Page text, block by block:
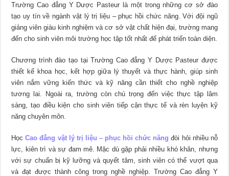
Trường Cao đẳng Y Dược Pasteur là một trong những cơ sở đào
tạo uy tín về ngành vật lý trị liệu – phục hồi chức năng. Với đội ngũ
giảng viên giàu kinh nghiệm và cơ sở vật chất hiện đại, trường mang
đến cho sinh viên môi trường học tập tốt nhất để phát triển toàn diện.
Chương trình đào tạo tại Trường Cao đẳng Y Dược Pasteur được
thiết kế khoa học, kết hợp giữa lý thuyết và thực hành, giúp sinh
viên nắm vững kiến thức và kỹ năng cần thiết cho nghề nghiệp
tương lai. Ngoài ra, trường còn chú trọng đến việc thực tập lâm
sàng, tạo điều kiện cho sinh viên tiếp cận thực tế và rèn luyện kỹ
năng chuyên môn.
HọcCao đẳng vật lý trị liệu – phục hồi chức năng đòi hỏi nhiều nỗ
lực, kiên trì và sự đam mê. Mặc dù gặp phải nhiều khó khăn, nhưng
với sự chuẩn bị kỹ lưỡng và quyết tâm, sinh viên có thể vượt qua
và đạt được thành công trong nghề nghiệp. Trường Cao đẳng Y